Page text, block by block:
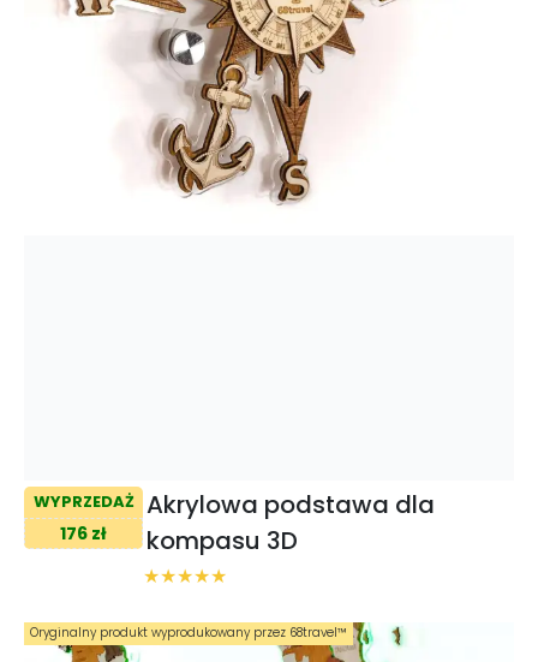
WYPRZEDAŻ
176 zł
Akrylowa podstawa dla
kompasu 3D
Oryginalny produkt wyprodukowany przez 68travel™️